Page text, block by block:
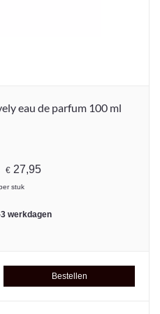
eau de parfum 100 ml
€27,95
stuk
werkdagen
Bestellen